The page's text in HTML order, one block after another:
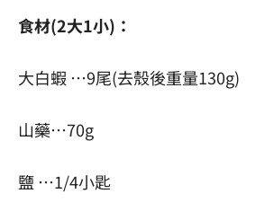
食材(2大1小)：
大白蝦 …9尾(去殼後重量130g)
山藥…70g
⁡鹽 …1/4小匙